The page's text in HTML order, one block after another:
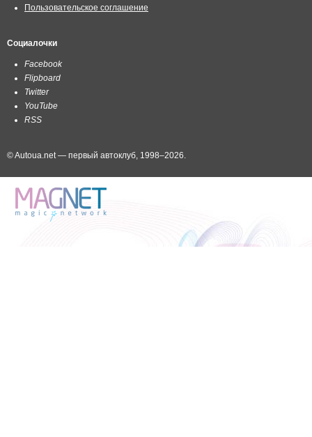
Пользовательское соглашение
Социалочки
Facebook
Flipboard
Twitter
YouTube
RSS
© Autoua.net — первый автоклуб, 1998–2026.